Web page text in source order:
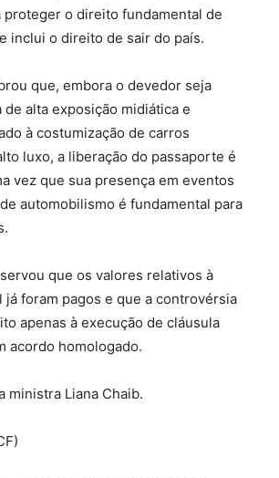
proteger o direito fundamental de
inclui o direito de sair do país.
que, embora o devedor seja
de alta exposição midiática e
à costumização de carros
luxo, a liberação do passaporte é
vez que sua presença em eventos
automobilismo é fundamental para
que os valores relativos à
já foram pagos e que a controvérsia
apenas à execução de cláusula
acordo homologado.
ministra Liana Chaib.